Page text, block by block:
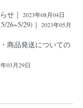
せ｜ 2023年08月04日
26~5/29)｜ 2023年05月
商品発送についての
03月29日